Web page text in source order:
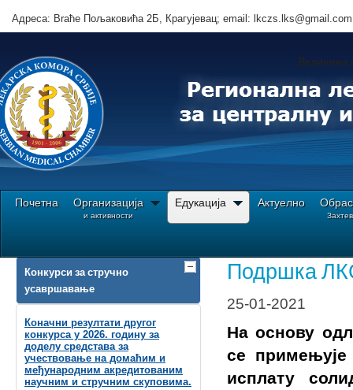
Почетна Организација
и активности
Едукација Актуелно
Адреса: Brаће Пољаковића 2Б, Крагујевац; email:
Величина
Конкурси за стручно
усавршавање
Коначни резултати другог
конкурса у 2026. годину за
доделу средстава за
учествовање на домаћим и
међународним акредитованим
научним и стручним скуповима.
Подршка
25-01-2021
На основу
се примењује
исплату